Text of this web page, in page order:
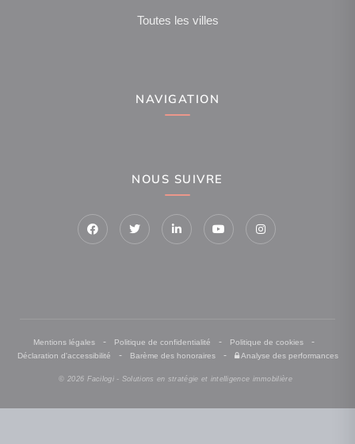
Toutes les villes
NAVIGATION
NOUS SUIVRE
Mentions légales - Politique de confidentialité - Politique de cookies -
Déclaration d'accessibilité - Barème des honoraires - Analyse des performances
© 2026 Facilogi - Solutions en stratégie et intelligence immobilière